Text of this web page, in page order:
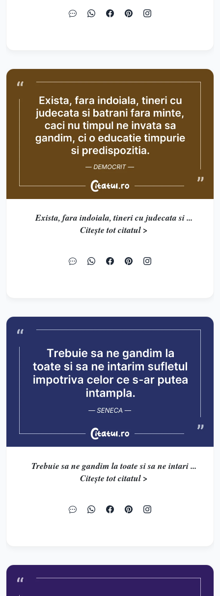
Exista, fara indoiala, tineri cu judecata si ...
Citește tot citatul >
Trebuie sa ne gandim la toate si sa ne intari ...
Citește tot citatul >